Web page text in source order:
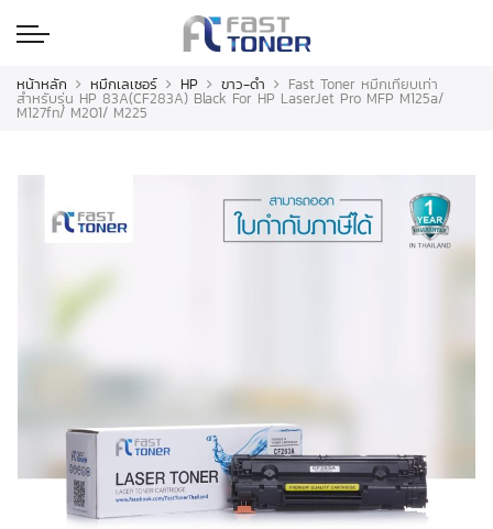
หน้าหลัก หมึกเลเซอร์ HP ขาว-ดำ Fast Toner หมึกเทียบเท่า
สำหรับรุ่น HP 83A(CF283A) Black For HP LaserJet Pro MFP M125a/
M127fn/ M201/ M225